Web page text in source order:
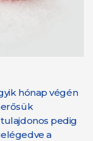
hónap végén
pedig
a